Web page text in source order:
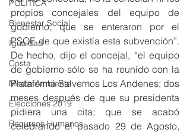
POLÍTICA
Bienestar Social
Igualdad
Costa
Medio Ambiente
Elecciones 2019
Recursos Humanos
propios concejales del equipo de
gobierno, que se enteraron por el
PSOE de que existía esta subvención”.
De hecho, dijo el concejal, “el equipo
de gobierno sólo se ha reunido con la
Plataforma Salvemos Los Andenes; dos
meses después de que su presidenta
pidiera una cita; que se acabó
celebrando el pasado 29 de Agosto,